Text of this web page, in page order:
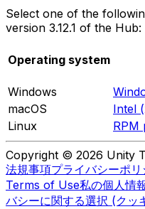
Select one of the
version 3.12.1 of the Hub:
Operating system
Windows
macOS
Intel
Linux
RPM
Copyright © 2026 Unity
法規事項プライバシーポリ
Terms of Use私の個人情
バシーに関する選択 (クッ